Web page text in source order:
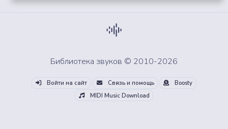
Библиотека звуков © 2010-2026
Войти на сайт Связь и помощь
Boosty
MIDI Music Download